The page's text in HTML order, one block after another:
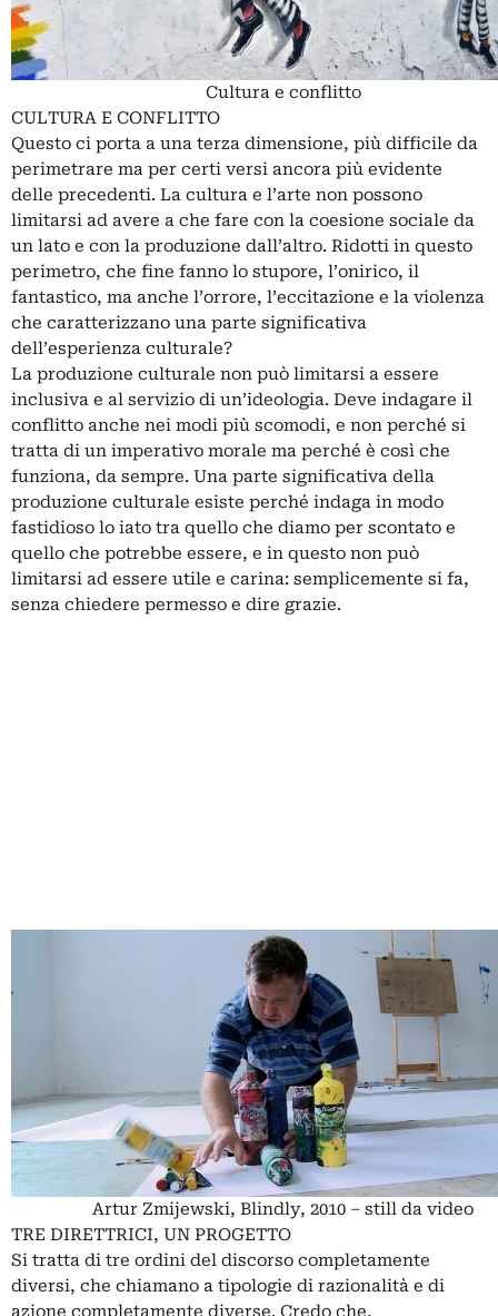
Cultura e conflitto
CULTURA E CONFLITTO
Questo ci porta a una terza dimensione, più difficile da
perimetrare ma per certi versi ancora più evidente
delle precedenti. La cultura e l’arte non possono
limitarsi ad avere a che fare con la coesione sociale da
un lato e con la produzione dall’altro. Ridotti in questo
perimetro, che fine fanno lo stupore, l’onirico, il
fantastico, ma anche l’orrore, l’eccitazione e la violenza
che caratterizzano una parte significativa
dell’esperienza culturale?
La produzione culturale non può limitarsi a essere
inclusiva e al servizio di un’ideologia. Deve indagare il
conflitto anche nei modi più scomodi, e non perché si
tratta di un imperativo morale ma perché è così che
funziona, da sempre. Una parte significativa della
produzione culturale esiste perché indaga in modo
fastidioso lo iato tra quello che diamo per scontato e
quello che potrebbe essere, e in questo non può
limitarsi ad essere utile e carina: semplicemente si fa,
senza chiedere permesso e dire grazie.
Artur Zmijewski, Blindly, 2010 – still da video
TRE DIRETTRICI, UN PROGETTO
Si tratta di tre ordini del discorso completamente
diversi, che chiamano a tipologie di razionalità e di
azione completamente diverse. Credo che,